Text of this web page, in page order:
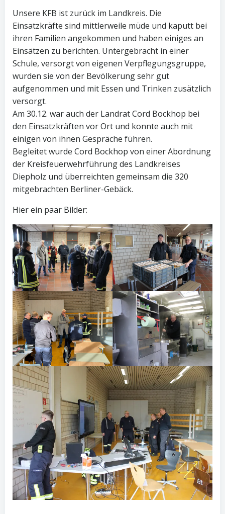
Unsere KFB ist zurück im Landkreis. Die
Einsatzkräfte sind mittlerweile müde und kaputt bei
ihren Familien angekommen und haben einiges an
Einsätzen zu berichten. Untergebracht in einer
Schule, versorgt von eigenen Verpflegungsgruppe,
wurden sie von der Bevölkerung sehr gut
aufgenommen und mit Essen und Trinken zusätzlich
versorgt.
Am 30.12. war auch der Landrat Cord Bockhop bei
den Einsatzkräften vor Ort und konnte auch mit
einigen von ihnen Gespräche führen.
Begleitet wurde Cord Bockhop von einer Abordnung
der Kreisfeuerwehrführung des Landkreises
Diepholz und überreichten gemeinsam die 320
mitgebrachten Berliner-Gebäck.
Hier ein paar Bilder: